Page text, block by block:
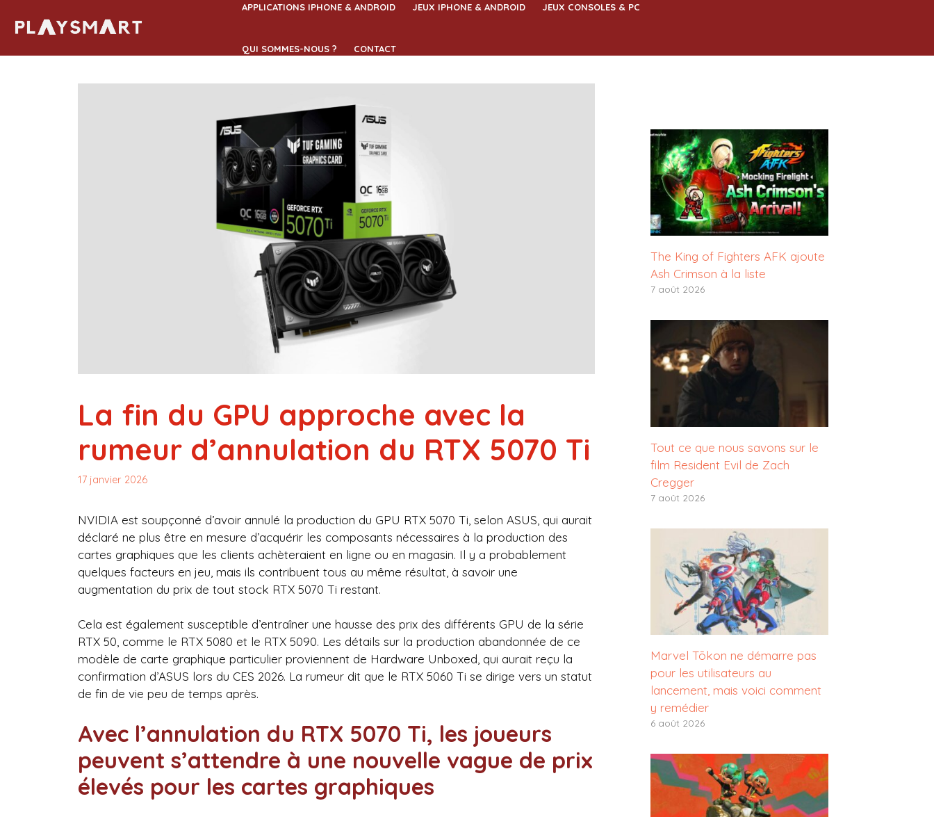
APPLICATIONS IPHONE & ANDROID JEUX IPHONE & ANDROID JEUX CONSOLES & PC
QUI SOMMES-NOUS ? CONTACT
La fin du GPU approche avec la
rumeur d’annulation du RTX 5070 Ti
17 janvier 2026
NVIDIA est soupçonné d’avoir annulé la production du GPU RTX 5070 Ti, selon ASUS, qui aurait
déclaré ne plus être en mesure d’acquérir les composants nécessaires à la production des
cartes graphiques que les clients achèteraient en ligne ou en magasin. Il y a probablement
quelques facteurs en jeu, mais ils contribuent tous au même résultat, à savoir une
augmentation du prix de tout stock RTX 5070 Ti restant.
Cela est également susceptible d’entraîner une hausse des prix des différents GPU de la série
RTX 50, comme le RTX 5080 et le RTX 5090. Les détails sur la production abandonnée de ce
modèle de carte graphique particulier proviennent de Hardware Unboxed, qui aurait reçu la
confirmation d’ASUS lors du CES 2026. La rumeur dit que le RTX 5060 Ti se dirige vers un statut
de fin de vie peu de temps après.
Avec l’annulation du RTX 5070 Ti, les joueurs
peuvent s’attendre à une nouvelle vague de prix
élevés pour les cartes graphiques
The King of Fighters AFK ajoute
Ash Crimson à la liste
7 août 2026
Tout ce que nous savons sur le
film Resident Evil de Zach
Cregger
7 août 2026
Marvel Tōkon ne démarre pas
pour les utilisateurs au
lancement, mais voici comment
y remédier
6 août 2026